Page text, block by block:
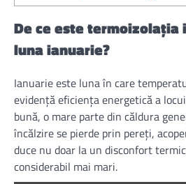
De ce este
luna ianuarie?
Ianuarie este luna în care
evidență eficiența energetică a
bună, o mare parte din căldura
încălzire se pierde prin pereți,
duce nu doar la un disconfort
considerabil mai mari.